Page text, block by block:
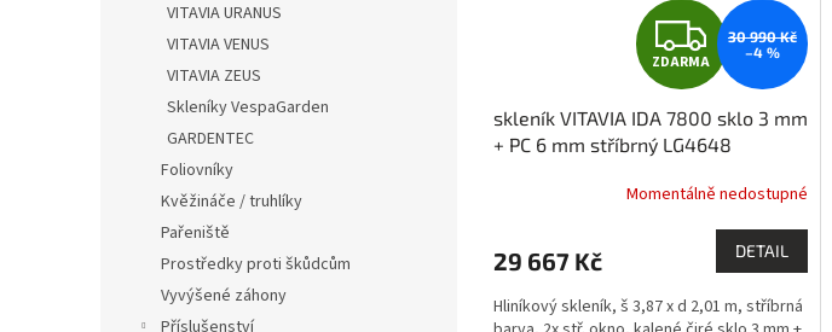
VITAVIA URANUS
VITAVIA VENUS
VITAVIA ZEUS
Skleníky VespaGarden
GARDENTEC
Foliovníky
Kvěžináče / truhlíky
Pařeniště
Prostředky proti škůdcům
Vyvýšené záhony
Příslušenství
Z
D
A
R
M
A
ZDARMA
30 990 Kč
–4 %
skleník VITAVIA IDA 7800 sklo 3 mm
+ PC 6 mm stříbrný LG4648
Momentálně nedostupné
29 667 Kč DETAIL
Hliníkový skleník, š 3,87 x d 2,01 m, stříbrná